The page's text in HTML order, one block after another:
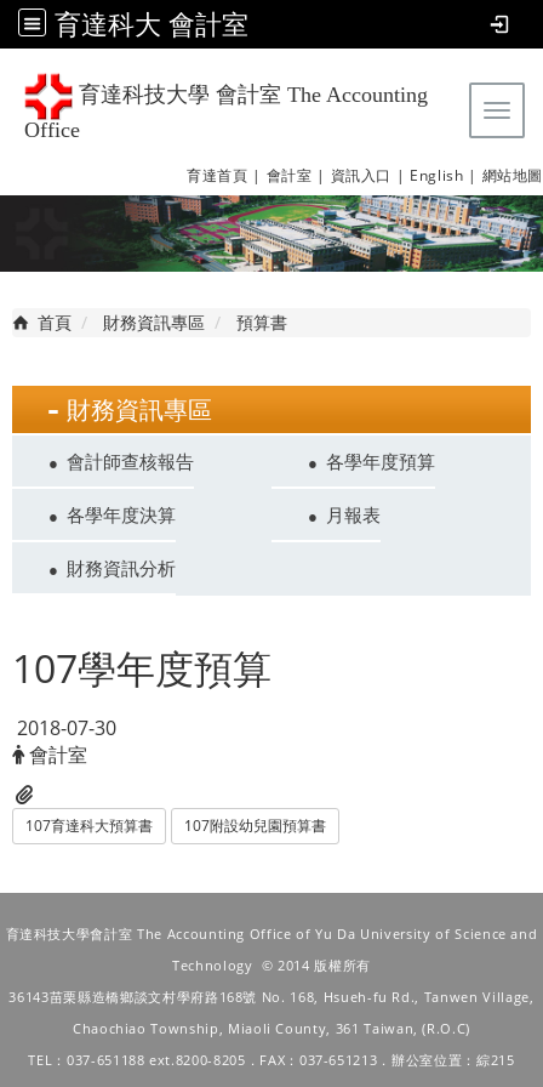
育達科大 會計室
育達科技大學 會計室 The Accounting
Office
育達首頁 | 會計室 | 資訊入口 | English | 網站地圖
首頁 財務資訊專區 預算書
財務資訊專區
會計師查核報告 各學年度預算
各學年度決算 月報表
財務資訊分析
107學年度預算
2018-07-30
會計室
107育達科大預算書 107附設幼兒園預算書
育達科技大學會計室 The Accounting Office of Yu Da University of Science and
Technology © 2014 版權所有
36143苗栗縣造橋鄉談文村學府路168號 No. 168, Hsueh-fu Rd., Tanwen Village,
Chaochiao Township, Miaoli County, 361 Taiwan, (R.O.C)
TEL：037-651188 ext.8200-8205．FAX：037-651213．辦公室位置：綜215